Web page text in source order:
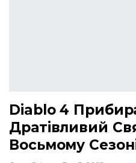
Diablo 4
Дратівливий
Восьмому